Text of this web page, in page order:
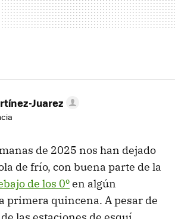
Juarez
de 2025 nos han dejado
de frío, con buena parte de la
de los 0ºen algún
primera quincena. A pesar de